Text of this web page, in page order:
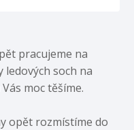
pracujeme na
soch na
moc těšíme.
opět rozmístíme do